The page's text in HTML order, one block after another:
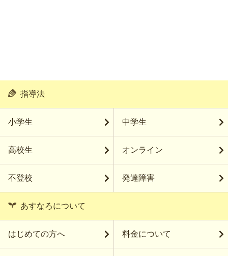
指導法
小学生 中学生
高校生 オンライン
不登校 発達障害
あすなろについて
はじめての方へ 料金について